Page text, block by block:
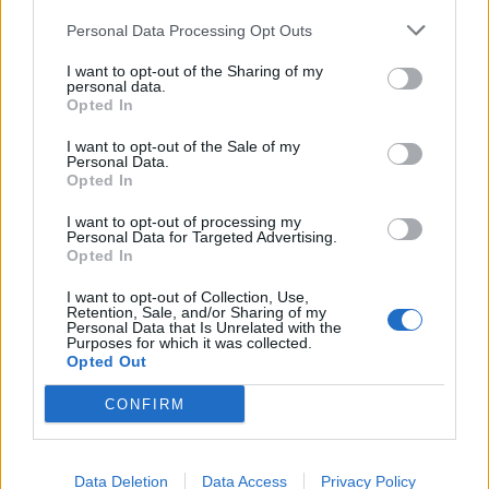
Personal Data Processing Opt Outs
I want to opt-out of the Sharing of my
personal data.
Opted In
I want to opt-out of the Sale of my
Personal Data.
Opted In
I want to opt-out of processing my
Personal Data for Targeted Advertising.
Opted In
I want to opt-out of Collection, Use,
Retention, Sale, and/or Sharing of my
Personal Data that Is Unrelated with the
Purposes for which it was collected.
Opted Out
CONFIRM
Data Deletion Data Access Privacy Policy
informações e pela rápida evolução tecnológica. O
desenvolvimento depende de como o cérebro é
exercitado no cotidiano”, finalizou Fabiano de Abreu
Ígor Lopes
250”, depois de, na edição anterior, ter integrado o
circuito “Challenger”. O francês Luca Van Assche
conquistou o primeiro título ATP da carreira ao
derrotar o belga Alexander Blockx na final, encerrando
uma edição marcada pela elevada competitividade, pela
forte presença de tenistas portugueses e pela projeção
internacional do evento.
O torneio arrancou com a fase de qualificação, nos dias
18 e 19 de julho, reunindo dezenas de atletas em busca
de um lugar no quadro principal. A cerimónia de
abertura contou com a presença do presidente da
Câmara Municipal de Cascais, Nuno Piteira Lopes,
acompanhado pelo executivo municipal, assinalando o
início de uma competição que voltou a colocar o
concelho no centro do calendário internacional do
CONTINUAR A LER
ATUALIDADE
Castelo Branco: “Bienal